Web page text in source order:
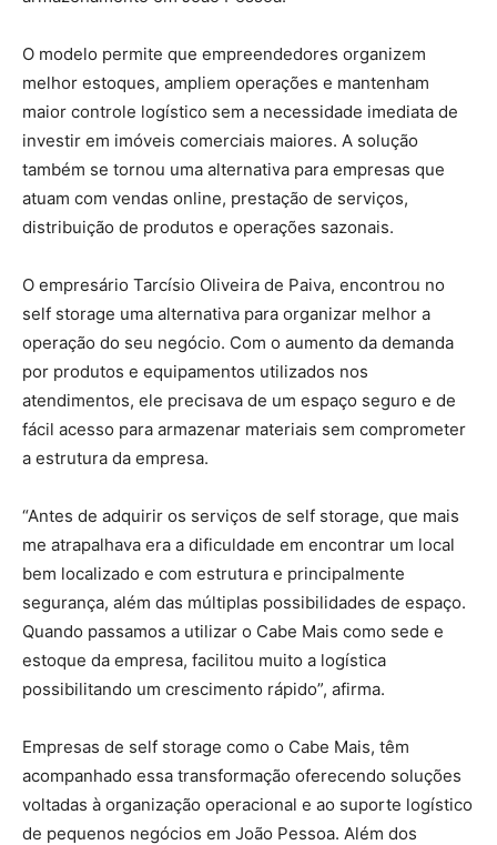
O modelo permite que empreendedores organizem
melhor estoques, ampliem operações e mantenham
maior controle logístico sem a necessidade imediata de
investir em imóveis comerciais maiores. A solução
também se tornou uma alternativa para empresas que
atuam com vendas online, prestação de serviços,
distribuição de produtos e operações sazonais.
O empresário Tarcísio Oliveira de Paiva, encontrou no
self storage uma alternativa para organizar melhor a
operação do seu negócio. Com o aumento da demanda
por produtos e equipamentos utilizados nos
atendimentos, ele precisava de um espaço seguro e de
fácil acesso para armazenar materiais sem comprometer
a estrutura da empresa.
“Antes de adquirir os serviços de self storage, que mais
me atrapalhava era a dificuldade em encontrar um local
bem localizado e com estrutura e principalmente
segurança, além das múltiplas possibilidades de espaço.
Quando passamos a utilizar o Cabe Mais como sede e
estoque da empresa, facilitou muito a logística
possibilitando um crescimento rápido”, afirma.
Empresas de self storage como o Cabe Mais, têm
acompanhado essa transformação oferecendo soluções
voltadas à organização operacional e ao suporte logístico
de pequenos negócios em João Pessoa. Além dos